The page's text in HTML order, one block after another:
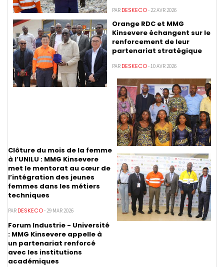
PAR DESKECO- 22 AVR 2026
Orange RDC et MMG
Kinsevere échangent sur le
renforcement de leur
partenariat stratégique
PAR DESKECO- 10 AVR 2026
Clôture du mois de la femme
à l’UNILU : MMG Kinsevere
met le mentorat au cœur de
l’intégration des jeunes
femmes dans les métiers
techniques
PAR DESKECO- 29 MAR 2026
Forum Industrie - Université
: MMG Kinsevere appelle à
un partenariat renforcé
avec les institutions
académiques